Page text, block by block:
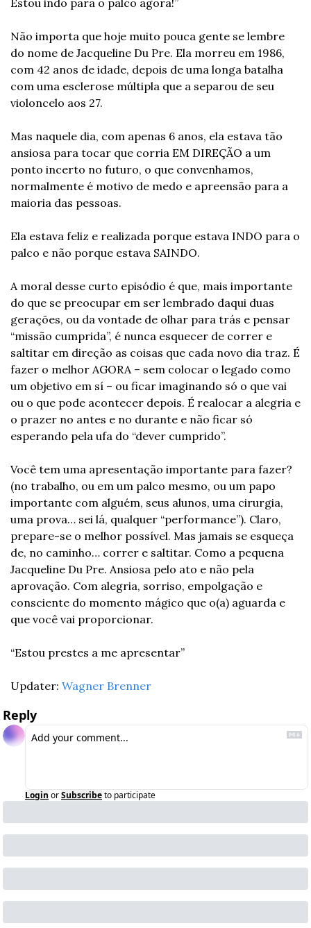
Estou indo para o palco agora!”
Não importa que hoje muito pouca gente se lembre
do nome de Jacqueline Du Pre. Ela morreu em 1986,
com 42 anos de idade, depois de uma longa batalha
com uma esclerose múltipla que a separou de seu
violoncelo aos 27.
Mas naquele dia, com apenas 6 anos, ela estava tão
ansiosa para tocar que corria EM DIREÇÃO a um
ponto incerto no futuro, o que convenhamos,
normalmente é motivo de medo e apreensão para a
maioria das pessoas.
Ela estava feliz e realizada porque estava INDO para o
palco e não porque estava SAINDO.
A moral desse curto episódio é que, mais importante
do que se preocupar em ser lembrado daqui duas
gerações, ou da vontade de olhar para trás e pensar
“missão cumprida”, é nunca esquecer de correr e
saltitar em direção as coisas que cada novo dia traz. É
fazer o melhor AGORA – sem colocar o legado como
um objetivo em sí – ou ficar imaginando só o que vai
ou o que pode acontecer depois. É realocar a alegria e
o prazer no antes e no durante e não ficar só
esperando pela ufa do “dever cumprido”.
Você tem uma apresentação importante para fazer?
(no trabalho, ou em um palco mesmo, ou um papo
importante com alguém, seus alunos, uma cirurgia,
uma prova… sei lá, qualquer “performance”). Claro,
prepare-se o melhor possível. Mas jamais se esqueça
de, no caminho… correr e saltitar. Como a pequena
Jacqueline Du Pre. Ansiosa pelo ato e não pela
aprovação. Com alegria, sorriso, empolgação e
consciente do momento mágico que o(a) aguarda e
que você vai proporcionar.
“Estou prestes a me apresentar”
Updater: Wagner Brenner
Reply
Login orSubscribeto participate